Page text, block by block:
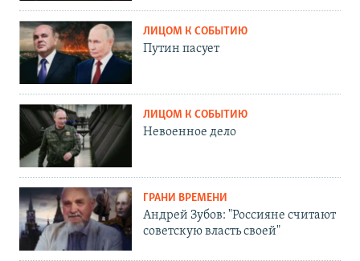
ЛИЦОМ К СОБЫТИЮ
Путин пасует
ЛИЦОМ К СОБЫТИЮ
Невоенное дело
ГРАНИ ВРЕМЕНИ
Андрей Зубов: "Россияне считают
советскую власть своей"